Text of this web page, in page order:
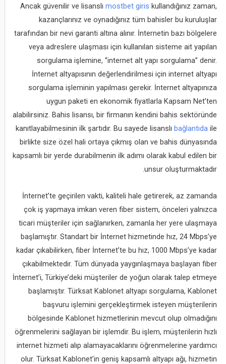
Ancak güvenilir ve lisanslımostbet giris kullandığınız zaman,
kazançlarınız ve oynadığınız tüm bahisler bu kuruluşlar
tarafından bir nevi garanti altına alınır. İnternetin bazı bölgelere
veya adreslere ulaşması için kullanılan sisteme ait yapılan
sorgulama işlemine, ‘’internet alt yapı sorgulama’’ denir.
İnternet altyapısının değerlendirilmesi için internet altyapı
sorgulama işleminin yapılması gerekir. İnternet altyapınıza
uygun paketi en ekonomik fiyatlarla Kapsam Net’ten
alabilirsiniz. Bahis lisansı, bir firmanın kendini bahis sektöründe
kanıtlayabilmesinin ilk şartıdır. Bu sayede lisanslı bağlantıda ile
birlikte size özel hali ortaya çıkmış olan ve bahis dünyasında
kapsamlı bir yerde durabilmenin ilk adımı olarak kabul edilen bir
unsur oluşturmaktadır.
İnternet’te geçirilen vakti, kaliteli hale getirerek, az zamanda
çok iş yapmaya imkan veren fiber sistem, önceleri yalnızca
ticari müşteriler için sağlanırken, zamanla her yere ulaşmaya
başlamıştır. Standart bir İnternet hizmetinde hız, 24 Mbps’ye
kadar çıkabilirken, fiber İnternet’te bu hız, 1000 Mbps’ye kadar
çıkabilmektedir. Tüm dünyada yaygınlaşmaya başlayan fiber
İnternet’i, Türkiye’deki müşteriler de yoğun olarak talep etmeye
başlamıştır. Türksat Kablonet altyapı sorgulama, Kablonet
başvuru işlemini gerçekleştirmek isteyen müşterilerin
bölgesinde Kablonet hizmetlerinin mevcut olup olmadığını
öğrenmelerini sağlayan bir işlemdir. Bu işlem, müşterilerin hızlı
internet hizmeti alıp alamayacaklarını öğrenmelerine yardımcı
olur. Türksat Kablonet’in geniş kapsamlı altyapı ağı, hizmetin